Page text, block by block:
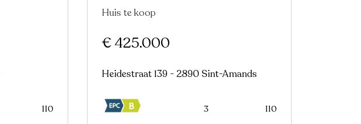
110
Huis te koop
€ 425.000
Heidestraat 139 - 2890 Sint-Amands
3 110